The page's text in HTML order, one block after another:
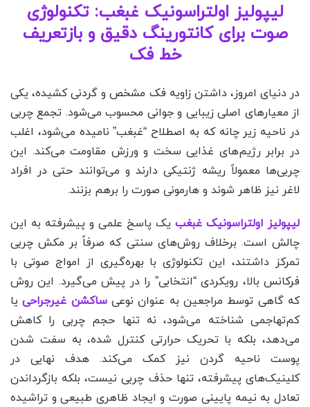
لیپولیز اولتراسونیک غبغب: تکنولوژی
صوت برای کانتورینگ دقیق و بازتعریف
خط فک
در دنیای امروز، داشتن زاویه فک مشخص و گردنی کشیده، یکی
از معیارهای اصلی زیبایی و جوانی محسوب می‌شود. تجمع چربی
در ناحیه زیر چانه که به اصطلاح “غبغب” نامیده می‌شود، اغلب
در برابر رژیم‌های غذایی سخت و ورزش مقاومت می‌کند. این
چربی‌ها معمولاً ریشه ژنتیکی دارند و می‌توانند حتی در افراد
لاغر نیز ظاهر شوند و هارمونی صورت را برهم بزنند.
لیپولیز اولتراسونیک غبغب یک پاسخ علمی و پیشرفته به این
چالش است. برخلاف روش‌های سنتی که صرفاً بر مکش چربی
تمرکز داشتند، این تکنولوژی با بهره‌گیری از امواج صوتی با
فرکانس بالا، رویکردی “انتخابی” را در پیش می‌گیرد. این روش
که گاهی توسط مراجعین به عنوان نوعیساکشن غیرجراحییا
کم‌تهاجمی شناخته می‌شود، نه تنها حجم چربی را کاهش
می‌دهد، بلکه با تحریک حرارتی کنترل شده، به سفت شدن
پوست ناحیه گردن نیز کمک می‌کند. هدف نهایی در
کلینیک‌های پیشرفته، تنها حذف چربی نیست، بلکه بازگرداندن
تعادل به نیمه پایینی صورت و ایجاد ظاهری طبیعی و تراشیده